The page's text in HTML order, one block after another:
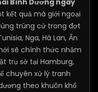
Bình Dương ngay
kết quả mà giới ngoại
trúng cử trong đợt
Nga, Hà Lan, Ấn
sẽ chính thức nhậm
trụ sở tại Hamburg,
chuyên xử lý tranh
theo khuôn khổ